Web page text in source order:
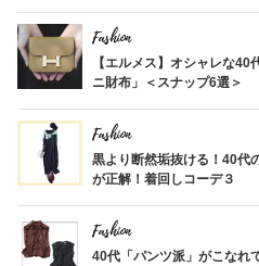
Fashion
【エルメス】オシャレな40
ニ財布」＜スナップ6選＞
Fashion
黒より断然垢抜ける！40代
が正解！着回しコーデ３
Fashion
40代「パンツ派」がこなれ